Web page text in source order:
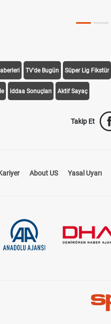
TV'de Bugün Süper Lig Fikstür
iddaa Sonuçları Aktif Sayaç
Takip Et
About US Yasal Uyarı